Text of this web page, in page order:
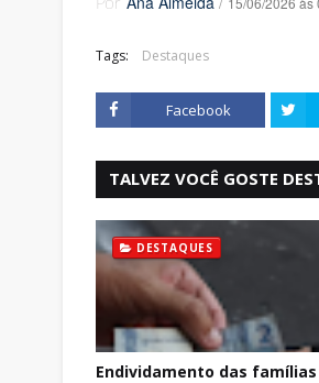
Tags: Destaques
Facebook
TALVEZ VOCÊ GOSTE
DESTAQUES
Endividamento das famílias